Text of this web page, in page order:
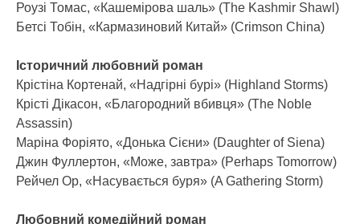
Роузі Томас, «Кашемірова шаль» (The Kashmir Shawl)
Бетсі Тобін, «Кармазиновий Китай» (Crimson China)
Історичний любовний роман
Крістіна Кортенай, «Надгірні бурі» (Highland Storms)
Крісті Дікасон, «Благородний вбивця» (The Noble
Assassin)
Маріна Форіято, «Донька Сієни» (Daughter of Siena)
Джин Фуллертон, «Може, завтра» (Perhaps Tomorrow)
Рейчел Ор, «Насувається буря» (A Gathering Storm)
Любовний комедійний роман